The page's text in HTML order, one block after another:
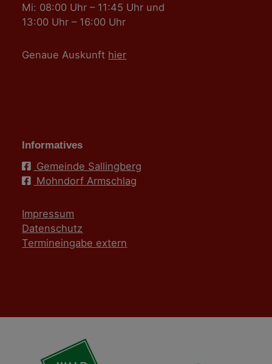
Mi: 08:00 Uhr – 11:45 Uhr und
13:00 Uhr – 16:00 Uhr
Genaue Auskunft hier
Informatives
Gemeinde Sallingberg
Mohndorf Armschlag
Impressum
Datenschutz
Termineingabe extern